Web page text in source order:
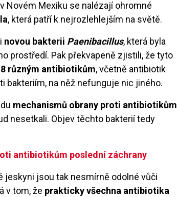
Novém Mexiku se nalézají ohromné
, která patří k nejrozlehlejším na světě.
novou bakterii Paenibacillus, která byla
prostředí. Pak překvapeně zjistili, že tyto
různým antibiotikům, včetně antibiotik
bakteriím, na něž nefunguje nic jiného.
mechanismů obrany proti antibiotikům
nesetkali. Objev těchto bakterií tedy
antibiotikům poslední záchrany
jeskyni jsou tak nesmírně odolné vůči
v tom, že prakticky všechna antibiotika